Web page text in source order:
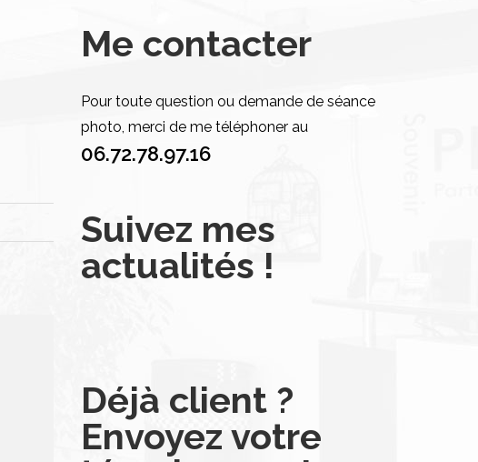
Me contacter
Pour toute question ou demande de séance
photo, merci de me téléphoner au
06.72.78.97.16
Suivez mes
actualités !
Déjà client ?
Envoyez votre